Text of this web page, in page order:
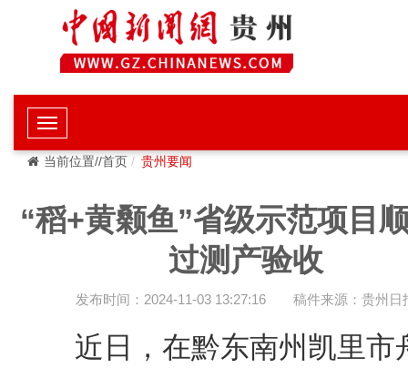
当前位置//首页 贵州要闻
“稻+黄颡鱼”省级示范项目
过测产验收
发布时间：2024-11-03 13:27:16 稿件来源：贵州日
近日，在黔东南州凯里市